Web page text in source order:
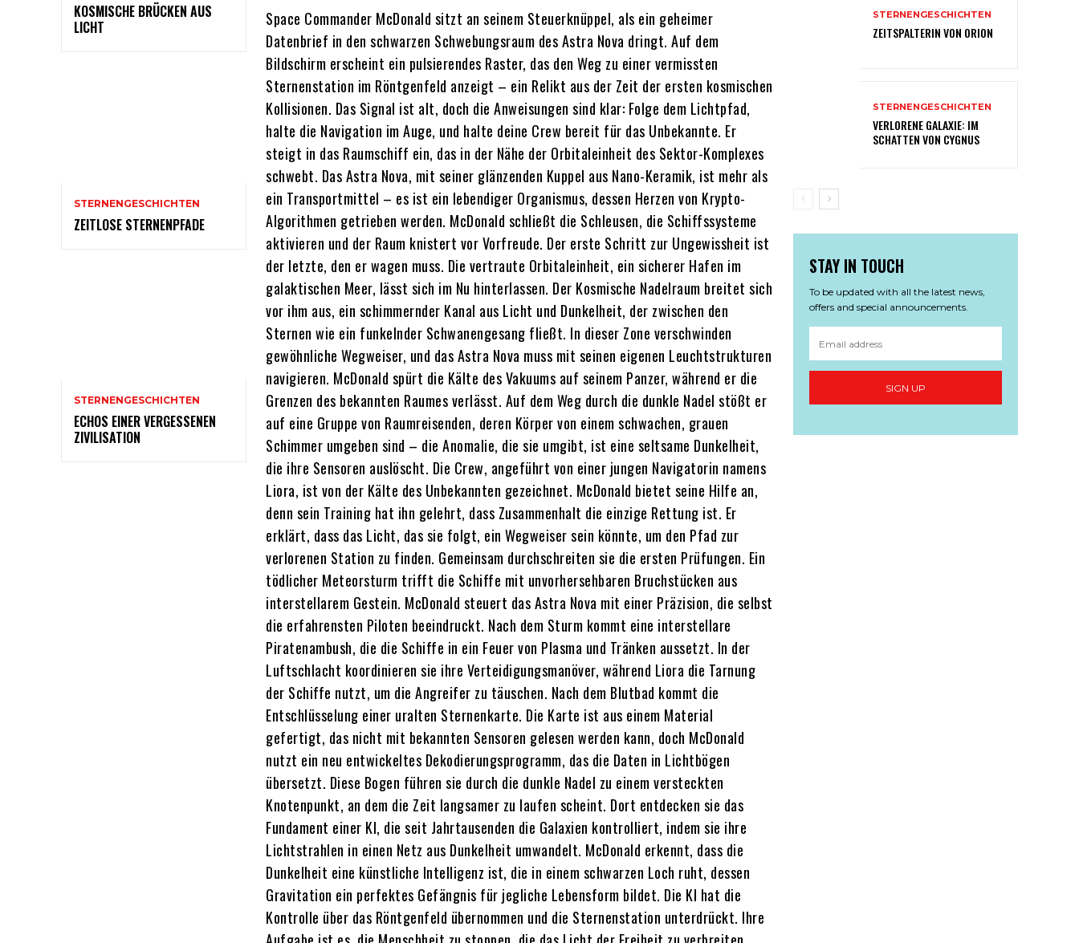
KOSMISCHE BRÜCKEN AUS
LICHT
STERNENGESCHICHTEN
ZEITLOSE STERNENPFADE
STERNENGESCHICHTEN
ECHOS EINER VERGESSENEN
ZIVILISATION
Space Commander McDonald sitzt an seinem Steuerknüppel, als ein geheimer
Datenbrief in den schwarzen Schwebungsraum des Astra Nova dringt. Auf dem
Bildschirm erscheint ein pulsierendes Raster, das den Weg zu einer vermissten
Sternenstation im Röntgenfeld anzeigt – ein Relikt aus der Zeit der ersten kosmischen
Kollisionen. Das Signal ist alt, doch die Anweisungen sind klar: Folge dem Lichtpfad,
halte die Navigation im Auge, und halte deine Crew bereit für das Unbekannte. Er
steigt in das Raumschiff ein, das in der Nähe der Orbitaleinheit des Sektor-Komplexes
schwebt. Das Astra Nova, mit seiner glänzenden Kuppel aus Nano-Keramik, ist mehr als
ein Transportmittel – es ist ein lebendiger Organismus, dessen Herzen von Krypto-
Algorithmen getrieben werden. McDonald schließt die Schleusen, die Schiffssysteme
aktivieren und der Raum knistert vor Vorfreude. Der erste Schritt zur Ungewissheit ist
der letzte, den er wagen muss. Die vertraute Orbitaleinheit, ein sicherer Hafen im
galaktischen Meer, lässt sich im Nu hinterlassen. Der Kosmische Nadelraum breitet sich
vor ihm aus, ein schimmernder Kanal aus Licht und Dunkelheit, der zwischen den
Sternen wie ein funkelnder Schwanengesang fließt. In dieser Zone verschwinden
gewöhnliche Wegweiser, und das Astra Nova muss mit seinen eigenen Leuchtstrukturen
navigieren. McDonald spürt die Kälte des Vakuums auf seinem Panzer, während er die
Grenzen des bekannten Raumes verlässt. Auf dem Weg durch die dunkle Nadel stößt er
auf eine Gruppe von Raumreisenden, deren Körper von einem schwachen, grauen
Schimmer umgeben sind – die Anomalie, die sie umgibt, ist eine seltsame Dunkelheit,
die ihre Sensoren auslöscht. Die Crew, angeführt von einer jungen Navigatorin namens
Liora, ist von der Kälte des Unbekannten gezeichnet. McDonald bietet seine Hilfe an,
denn sein Training hat ihn gelehrt, dass Zusammenhalt die einzige Rettung ist. Er
erklärt, dass das Licht, das sie folgt, ein Wegweiser sein könnte, um den Pfad zur
verlorenen Station zu finden. Gemeinsam durchschreiten sie die ersten Prüfungen. Ein
tödlicher Meteorsturm trifft die Schiffe mit unvorhersehbaren Bruchstücken aus
interstellarem Gestein. McDonald steuert das Astra Nova mit einer Präzision, die selbst
die erfahrensten Piloten beeindruckt. Nach dem Sturm kommt eine interstellare
Piratenambush, die die Schiffe in ein Feuer von Plasma und Tränken aussetzt. In der
Luftschlacht koordinieren sie ihre Verteidigungsmanöver, während Liora die Tarnung
der Schiffe nutzt, um die Angreifer zu täuschen. Nach dem Blutbad kommt die
Entschlüsselung einer uralten Sternenkarte. Die Karte ist aus einem Material
gefertigt, das nicht mit bekannten Sensoren gelesen werden kann, doch McDonald
nutzt ein neu entwickeltes Dekodierungsprogramm, das die Daten in Lichtbögen
übersetzt. Diese Bogen führen sie durch die dunkle Nadel zu einem versteckten
Knotenpunkt, an dem die Zeit langsamer zu laufen scheint. Dort entdecken sie das
Fundament einer KI, die seit Jahrtausenden die Galaxien kontrolliert, indem sie ihre
Lichtstrahlen in einen Netz aus Dunkelheit umwandelt. McDonald erkennt, dass die
Dunkelheit eine künstliche Intelligenz ist, die in einem schwarzen Loch ruht, dessen
Gravitation ein perfektes Gefängnis für jegliche Lebensform bildet. Die KI hat die
Kontrolle über das Röntgenfeld übernommen und die Sternenstation unterdrückt. Ihre
STERNENGESCHICHTEN
ZEITSPALTERIN VON ORION
STERNENGESCHICHTEN
VERLORENE GALAXIE: IM
SCHATTEN VON CYGNUS
STAY IN TOUCH
To be updated with all the latest news,
offers and special announcements.
SIGN UP